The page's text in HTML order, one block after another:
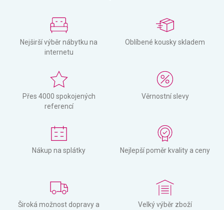
Nejširší výběr nábytku na
internetu
Oblíbené kousky skladem
Přes 4000 spokojených
referencí
Věrnostní slevy
Nákup na splátky Nejlepší poměr kvality a ceny
Široká možnost dopravy a
Velký výběr zboží